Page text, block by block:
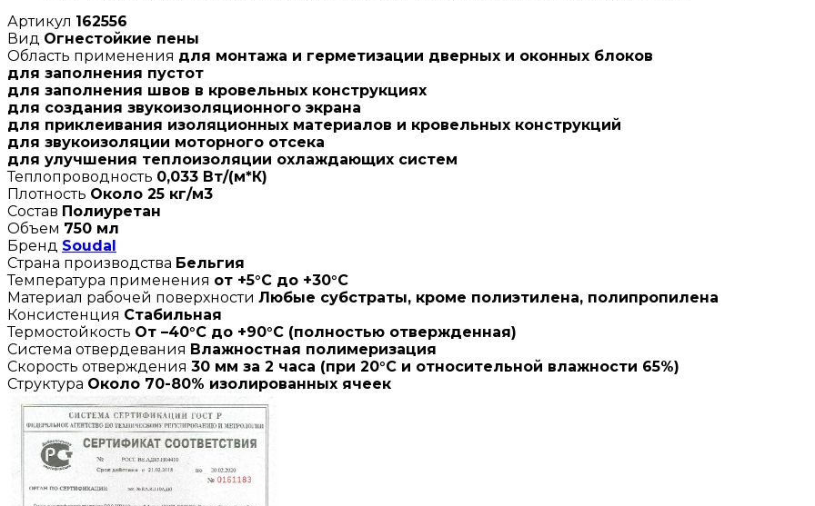
Артикул 162556
Вид Огнестойкие пены
Область применения для монтажа и герметизации дверных и оконных блоков
для заполнения пустот
для заполнения швов в кровельных конструкциях
для создания звукоизоляционного экрана
для приклеивания изоляционных материалов и кровельных конструкций
для звукоизоляции моторного отсека
для улучшения теплоизоляции охлаждающих систем
Теплопроводность 0,033 Вт/(м*К)
Плотность Около 25 кг/м3
Состав Полиуретан
Объем 750 мл
Бренд Soudal
Страна производства Бельгия
Температура применения от +5°С до +30°С
Материал рабочей поверхности Любые субстраты, кроме полиэтилена, полипропилена
Консистенция Стабильная
Термостойкость От –40°C до +90°C (полностью отвержденная)
Система отвердевания Влажностная полимеризация
Скорость отверждения 30 мм за 2 часа (при 20°C и относительной влажности 65%)
Структура Около 70-80% изолированных ячеек